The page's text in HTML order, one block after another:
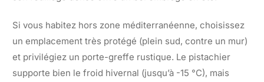
Si vous habitez hors zone méditerranéenne, choisissez
un emplacement très protégé (plein sud, contre un mur)
et privilégiez un porte-greffe rustique. Le pistachier
supporte bien le froid hivernal (jusqu’à -15 °C), mais